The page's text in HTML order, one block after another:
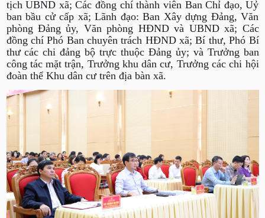
tịch UBND xã; Các đồng chí thành viên Ban Chỉ đạo, Uỷ
ban bầu cử cấp xã; Lãnh đạo: Ban Xây dựng Đảng, Văn
phòng Đảng ủy, Văn phòng HĐND và UBND xã; Các
đồng chí Phó Ban chuyên trách HĐND xã; Bí thư, Phó Bí
thư các chi đảng bộ trực thuộc Đảng ủy; và Trưởng ban
công tác mặt trận, Trưởng khu dân cư, Trưởng các chi hội
đoàn thể Khu dân cư trên địa bàn xã.